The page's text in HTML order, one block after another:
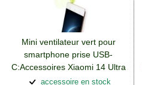
Mini ventilateur vert pour
smartphone prise USB-
C:Accessoires Xiaomi 14 Ultra
accessoire en stock